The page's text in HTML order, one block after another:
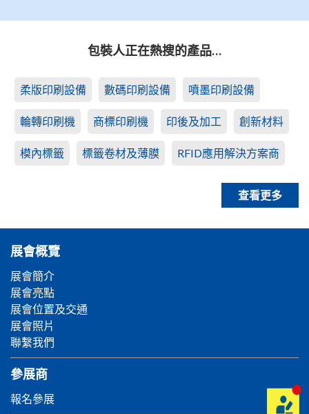
包裝人正在熱搜的產品…
柔版印刷設備 數碼印刷設備 噴墨印刷設備
輪轉印刷機 商標印刷機 印後及加工 創新材料
模內標籤 標籤卷材及薄膜 RFID應用解決方案商
查看更多
展會概覽
展會簡介
展會亮點
展會位置及交通
展會照片
聯繫我們
參展商
報名參展